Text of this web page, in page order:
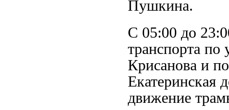
Пушкина.
С 05:00 до
транспорта
Крисанова и
Екатеринская
движение